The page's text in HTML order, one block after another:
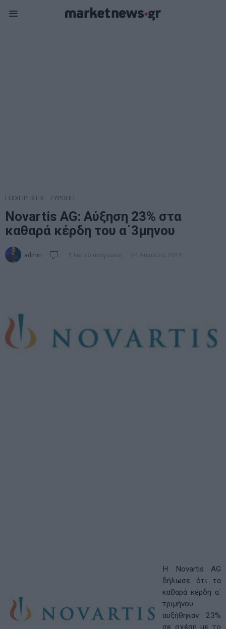
ΕΠΙΧΕΙΡΗΣΕΙΣ ΕΥΡΩΠΗ
Novartis AG: Αύξηση 23% στα
καθαρά κέρδη του α΄3μηνου
admin 1 λεπτό ανάγνωση 24 Απριλίου 2014
Η Novartis AG
δήλωσε ότι τα
καθαρά κέρδη α΄
τριμήνου
αυξήθηκαν 23%
σε σχέση με το